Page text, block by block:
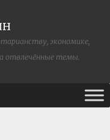
экономике,
отвлечённые темы.